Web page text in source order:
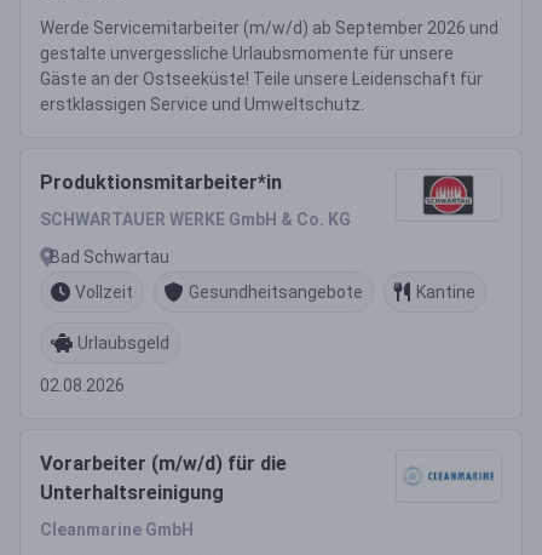
Werde Servicemitarbeiter (m/w/d) ab September 2026 und
gestalte unvergessliche Urlaubsmomente für unsere
Gäste an der Ostseeküste! Teile unsere Leidenschaft für
erstklassigen Service und Umweltschutz.
Produktionsmitarbeiter*in
SCHWARTAUER WERKE GmbH & Co. KG
Bad Schwartau
Vollzeit
Gesundheitsangebote Kantine
Urlaubsgeld
02.08.2026
Vorarbeiter (m/w/d) für die
Unterhaltsreinigung
Cleanmarine GmbH